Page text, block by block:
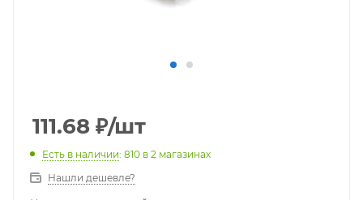
111.68 ₽/шт
Есть в наличии: 810 в 2 магазинах
Нашли дешевле?